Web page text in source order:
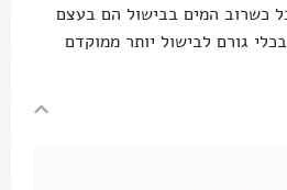
כשרוב המים בבישול הם בעצם
גורם לבישול יותר ממוקדם